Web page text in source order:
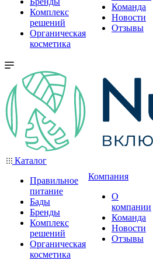
Комплекс
решений
Органическая
косметика
Команда
Новости
Отзывы
Каталог
Правильное
питание
Бады
Бренды
Комплекс
решений
Органическая
косметика
Компания
О
компании
Команда
Новости
Отзывы